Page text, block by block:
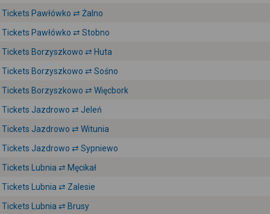
Tickets Pawłówko ⇄ Żalno
Tickets Pawłówko ⇄ Stobno
Tickets Borzyszkowo ⇄ Huta
Tickets Borzyszkowo ⇄ Sośno
Tickets Borzyszkowo ⇄ Więcbork
Tickets Jazdrowo ⇄ Jeleń
Tickets Jazdrowo ⇄ Witunia
Tickets Jazdrowo ⇄ Sypniewo
Tickets Lubnia ⇄ Męcikał
Tickets Lubnia ⇄ Zalesie
Tickets Lubnia ⇄ Brusy